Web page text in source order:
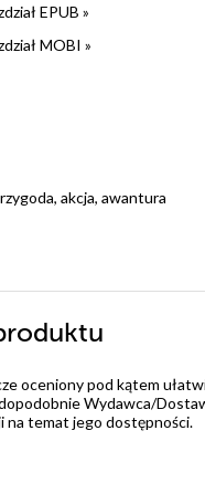
EPUB »
MOBI »
akcja, awantura
oceniony pod kątem
Wydawca/
na temat jego dostępności.